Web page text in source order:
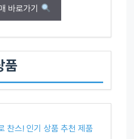
바로가기
품
찬스! 인기 상품 추천 제품